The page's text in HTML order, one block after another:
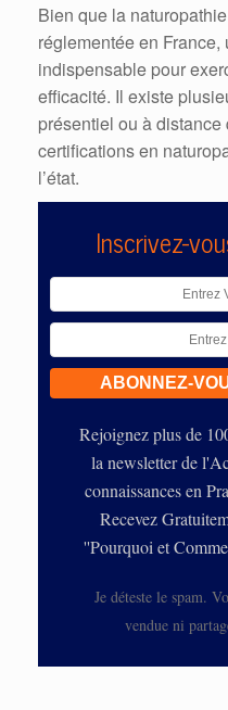
Bien que la
réglementée en
indispensable pour
efficacité. Il existe
présentiel ou à
certifications en
l’état.
Inscrivez-
Rejoignez plus de
la newsletter de
connaissances en
Recevez
''Pourquoi et
Je déteste le spam.
vendue ni